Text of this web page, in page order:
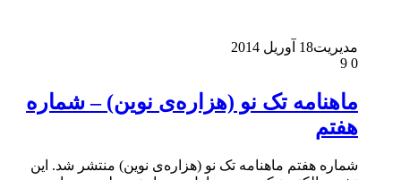
مدیریت18 آوریل 2014
0
ماهنامه تک نو (هزاره‌ی نوین) – شماره
هفتم
شماره هفتم ماهنامه تک نو (هزاره‌ی نوین) منتشر شد. این